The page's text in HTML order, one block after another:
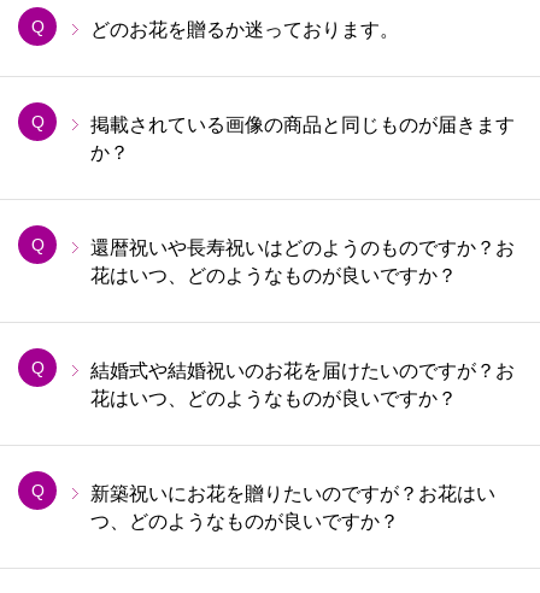
Q どのお花を贈るか迷っております。
Q
掲載されている画像の商品と同じものが届きます
か？
Q
還暦祝いや長寿祝いはどのようのものですか？お
花はいつ、どのようなものが良いですか？
Q
結婚式や結婚祝いのお花を届けたいのですが？お
花はいつ、どのようなものが良いですか？
Q
新築祝いにお花を贈りたいのですが？お花はい
つ、どのようなものが良いですか？